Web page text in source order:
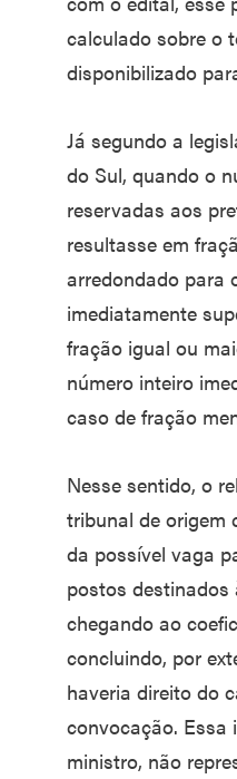
calculado sobre o
disponibilizado
Já segundo a
do Sul, quando o
reservadas aos
resultasse em
arredondado para
imediatamente
fração igual ou
número inteiro
caso de fração
Nesse sentido, o
tribunal de origem
da possível vaga
postos destinados
chegando ao
concluindo, por
haveria direito do
convocação. Essa
ministro, não